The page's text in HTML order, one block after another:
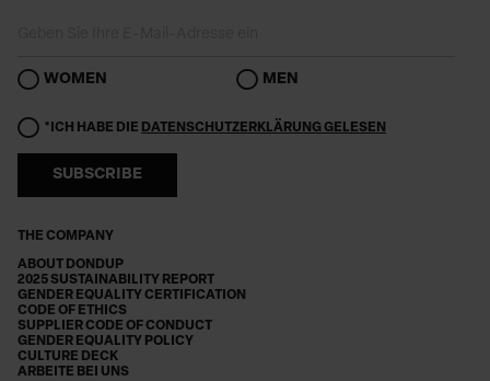
THE COMPANY
ABOUT DONDUP
2025 SUSTAINABILITY REPORT
GENDER EQUALITY CERTIFICATION
CODE OF ETHICS
SUPPLIER CODE OF CONDUCT
GENDER EQUALITY POLICY
CULTURE DECK
ARBEITE BEI UNS
WOMEN MEN
*ICH HABE DIE DATENSCHUTZERKLÄRUNG GELESEN
SUBSCRIBE